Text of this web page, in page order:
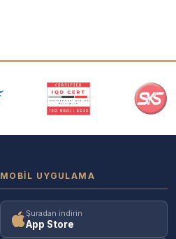
MOBIL UYGULAMA
Şuradan indirin
App Store